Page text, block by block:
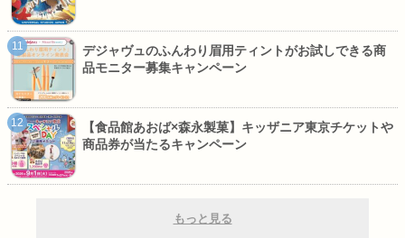
デジャヴュのふんわり眉用ティントがお試しできる商
品モニター募集キャンペーン
【食品館あおば×森永製菓】キッザニア東京チケットや
商品券が当たるキャンペーン
もっと見る